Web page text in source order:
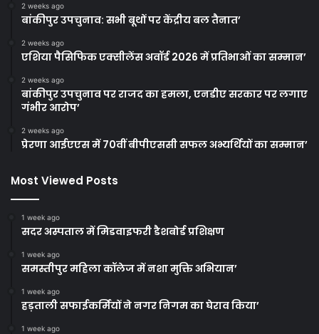
2 weeks ago
बांकीपुर उपचुनाव: सभी बूथों पर केंद्रीय बल तैनात’
2 weeks ago
एशिया पैसिफिक एक्सीलेंस अवॉर्ड 2026 में प्रतिभाओं का सम्मान’
2 weeks ago
बांकीपुर उपचुनाव पर राजद का हमला, एनडीए सरकार पर लगाए
गंभीर आरोप’
2 weeks ago
प्रेरणा आईएएस में 70वीं बीपीएससी सफल अभ्यर्थियों का सम्मान’
Most Viewed Posts
1 week ago
सदर अस्पताल में मिडवाइफरी डैशबोर्ड प्रशिक्षण
1 week ago
समस्तीपुर महिला कॉलेज में नशा मुक्ति अभियान’
1 week ago
हड़ताली सफाईकर्मियों ने नगर निगम का घेराव किया’
1 week ago